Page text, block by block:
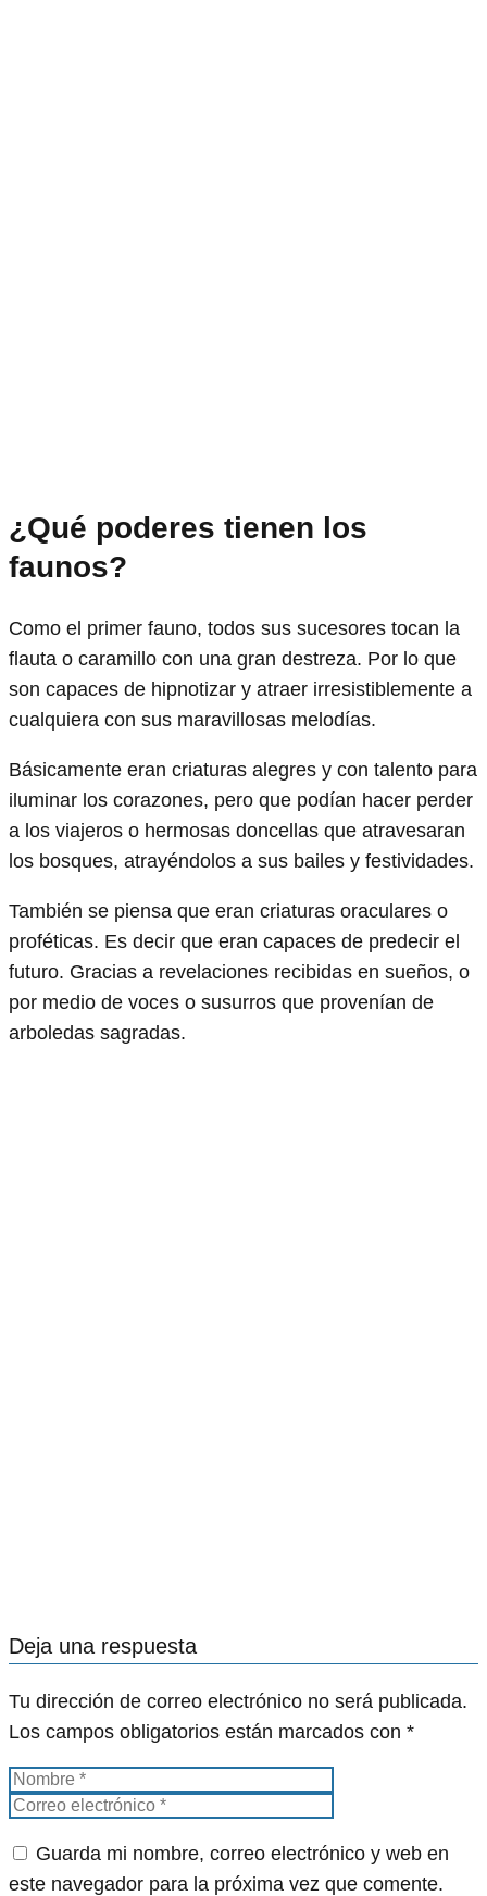
¿Qué poderes tienen los
faunos?
Como el primer fauno, todos sus sucesores tocan la
flauta o caramillo con una gran destreza. Por lo que
son capaces de hipnotizar y atraer irresistiblemente a
cualquiera con sus maravillosas melodías.
Básicamente eran criaturas alegres y con talento para
iluminar los corazones, pero que podían hacer perder
a los viajeros o hermosas doncellas que atravesaran
los bosques, atrayéndolos a sus bailes y festividades.
También se piensa que eran criaturas oraculares o
proféticas. Es decir que eran capaces de predecir el
futuro. Gracias a revelaciones recibidas en sueños, o
por medio de voces o susurros que provenían de
arboledas sagradas.
Deja una respuesta
Tu dirección de correo electrónico no será publicada.
Los campos obligatorios están marcados con *
Guarda mi nombre, correo electrónico y web en
este navegador para la próxima vez que comente.